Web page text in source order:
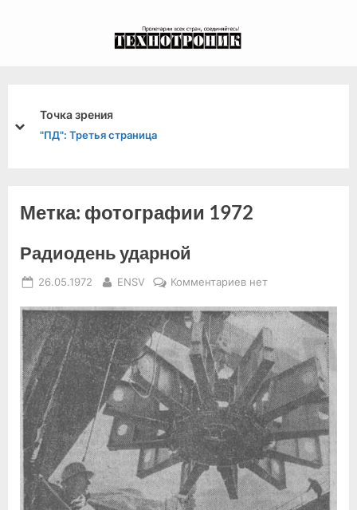
Точка зрения
"ПД": Третья страница
prev
next
Метка: фотографии 1972
Радиодень ударной
Posted
26.05.1972 By
ENSV Комментариевк
Радиодень
ударной
нет